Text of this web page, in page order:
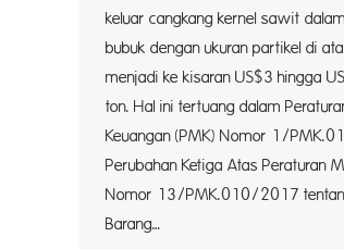
keluar cangkang kernel sawit
bubuk dengan ukuran partikel di
menjadi ke kisaran US$3 hingga
ton. Hal ini tertuang dalam
Keuangan (PMK) Nomor 1/
Perubahan Ketiga Atas Peraturan
Nomor 13/PMK.010/2017
Barang…